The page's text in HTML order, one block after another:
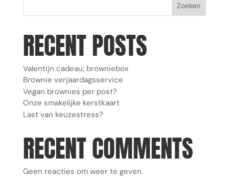
Zoeken
RECENT POSTS
Valentijn cadeau; browniebox
Brownie verjaardagsservice
Vegan brownies per post?
Onze smakelijke kerstkaart
Last van keuzestress?
RECENT COMMENTS
Geen reacties om weer te geven.